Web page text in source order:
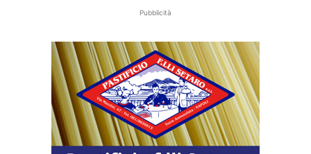
Pubblicità